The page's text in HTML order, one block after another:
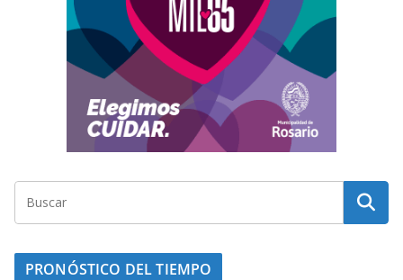
PRONÓSTICO DEL TIEMPO